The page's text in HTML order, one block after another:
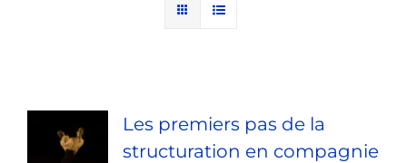
Les premiers pas de la
structuration en compagnie